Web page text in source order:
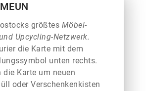
größtes Möbel-
Upcycling-Netzwerk.
die Karte mit dem
unten rechts.
die Karte um neuen
oder Verschenkenkisten